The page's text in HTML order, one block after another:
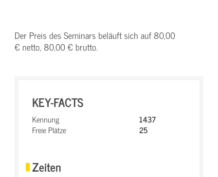
Der Preis des Seminars beläuft sich auf 80,00
€ netto, 80,00 € brutto.
KEY-FACTS
Kennung
1437
Freie Plätze
25
Zeiten